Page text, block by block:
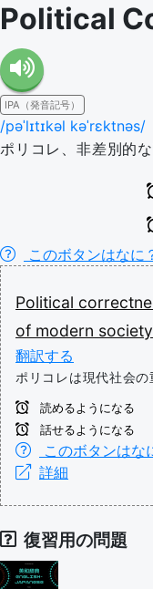
Political
IPA（発音記号）
/pəˈlɪtɪkəl kəˈrɛktnəs/
ポリコレ、非差別的
このボタンはなに
Political
of modern
翻訳する
ポリコレは現代社会の
読めるようになる
話せるようになる
このボタンはな
詳細
復習用の問題